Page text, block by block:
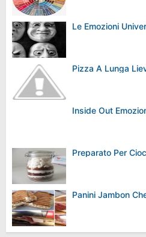
Le Emozioni
Pizza A Lunga
Inside Out
Preparato Per
Panini Jambon